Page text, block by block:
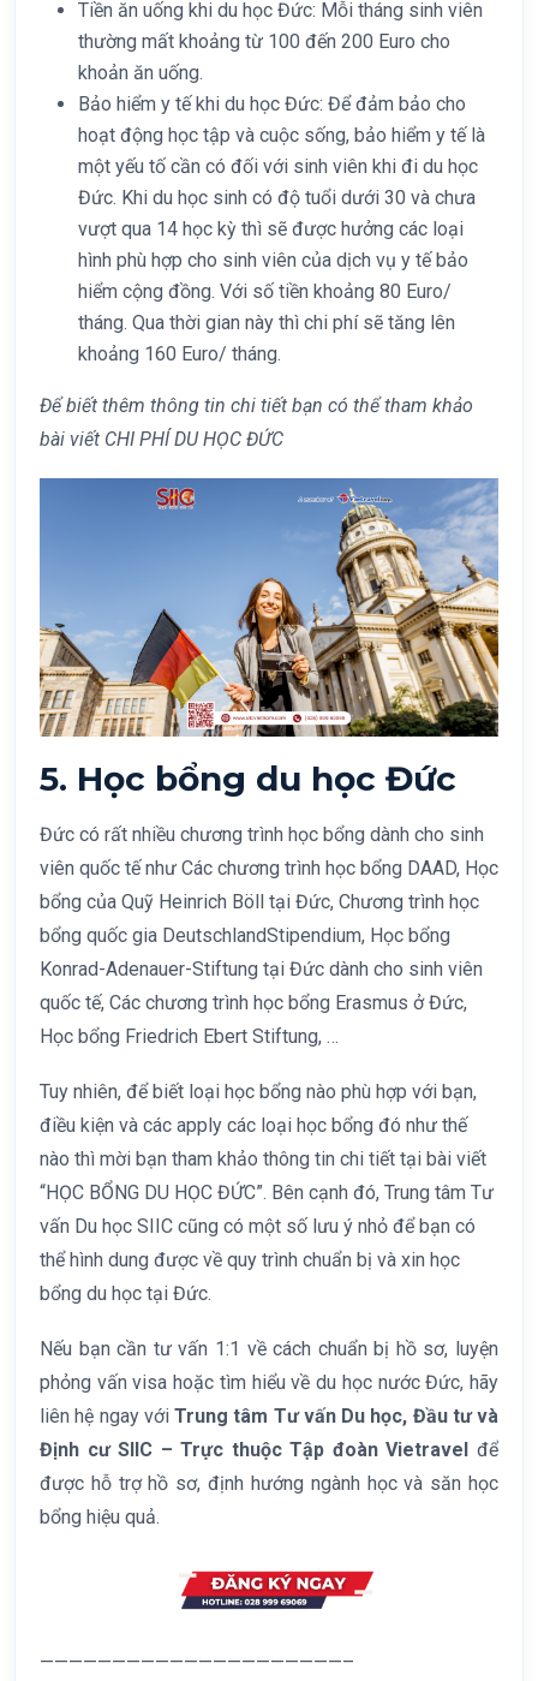
Tiền ăn uống khi du học Đức: Mỗi tháng sinh viên
thường mất khoảng từ 100 đến 200 Euro cho
khoản ăn uống.
Bảo hiểm y tế khi du học Đức: Để đảm bảo cho
hoạt động học tập và cuộc sống, bảo hiểm y tế là
một yếu tố cần có đối với sinh viên khi đi du học
Đức. Khi du học sinh có độ tuổi dưới 30 và chưa
vượt qua 14 học kỳ thì sẽ được hưởng các loại
hình phù hợp cho sinh viên của dịch vụ y tế bảo
hiểm cộng đồng. Với số tiền khoảng 80 Euro/
tháng. Qua thời gian này thì chi phí sẽ tăng lên
khoảng 160 Euro/ tháng.
Để biết thêm thông tin chi tiết bạn có thể tham khảo
bài viết CHI PHÍ DU HỌC ĐỨC
5. Học bổng du học Đức
Đức có rất nhiều chương trình học bổng dành cho sinh
viên quốc tế như Các chương trình học bổng DAAD, Học
bổng của Quỹ Heinrich Böll tại Đức, Chương trình học
bổng quốc gia DeutschlandStipendium, Học bổng
Konrad-Adenauer-Stiftung tại Đức dành cho sinh viên
quốc tế, Các chương trình học bổng Erasmus ở Đức,
Học bổng Friedrich Ebert Stiftung, …
Tuy nhiên, để biết loại học bổng nào phù hợp với bạn,
điều kiện và các apply các loại học bổng đó như thế
nào thì mời bạn tham khảo thông tin chi tiết tại bài viết
“HỌC BỔNG DU HỌC ĐỨC”. Bên cạnh đó, Trung tâm Tư
vấn Du học SIIC cũng có một số lưu ý nhỏ để bạn có
thể hình dung được về quy trình chuẩn bị và xin học
bổng du học tại Đức.
Nếu bạn cần tư vấn 1:1 về cách chuẩn bị hồ sơ, luyện
phỏng vấn visa hoặc tìm hiểu về du học nước Đức, hãy
liên hệ ngay với Trung tâm Tư vấn Du học, Đầu tư và
Định cư SIIC – Trực thuộc Tập đoàn Vietravel để
được hỗ trợ hồ sơ, định hướng ngành học và săn học
bổng hiệu quả.
—————————————————————–